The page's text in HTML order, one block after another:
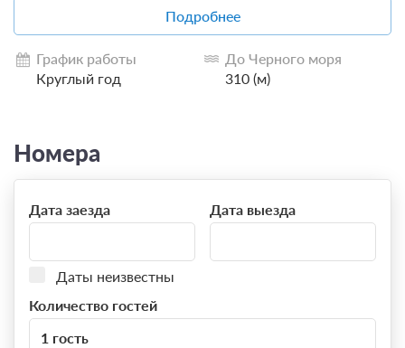
Гостевой дом «Абрикос» — идеальное место для
незабываемого отдыха в Геленджике
Подробнее
График работы
Круглый год
До Черного моря
310 (м)
Номера
Дата заезда Дата выезда
Даты неизвестны
Количество гостей
1 гость